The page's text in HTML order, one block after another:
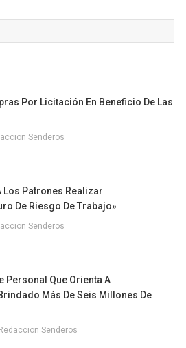
Por Licitación En Beneficio De Las
Senderos
Los Patrones Realizar
De Riesgo De Trabajo»
Senderos
Personal Que Orienta A
Más De Seis Millones De
Redaccion Senderos